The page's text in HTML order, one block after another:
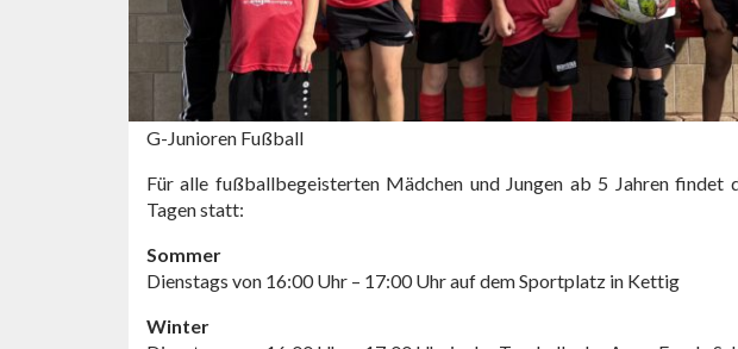
G-Junioren Fußball
Für alle fußballbegeisterten Mädchen und Jungen ab 5 Jahren findet
Tagen statt:
Sommer
Dienstags von 16:00 Uhr – 17:00 Uhr auf dem Sportplatz in Kettig
Winter